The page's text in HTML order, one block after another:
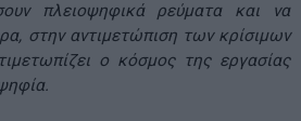
πλειοψηφικά ρεύματα και να
στην αντιμετώπιση των κρίσιμων
ο κόσμος της εργασίας